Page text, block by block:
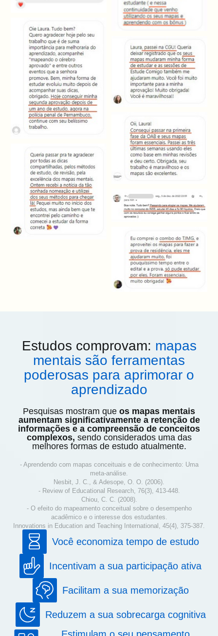
Estudos comprovam: mapas
mentais são ferramentas
poderosas para aprimorar o
aprendizado
Pesquisas mostram que os mapas mentais
aumentam significativamente a retenção de
informações e a compreensão de conceitos
complexos, sendo considerados uma das
melhores formas de estudo atualmente.
- Aprendendo com mapas conceituais e de conhecimento: Uma
meta-análise.
Nesbit, J. C., & Adesope, O. O. (2006).
- Review of Educational Research, 76(3), 413-448.
Chiou, C. C. (2008).
- O efeito do mapeamento conceitual sobre o desempenho
acadêmico e o interesse dos estudantes.
Innovations in Education and Teaching International, 45(4), 375-387.
Você economiza tempo de estudo
Incentivam a sua participação ativa
Facilitam a sua memorização
Reduzem a sua sobrecarga cognitiva